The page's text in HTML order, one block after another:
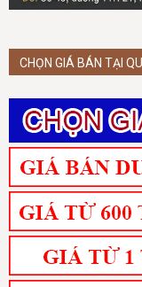
CHỌN GIÁ BÁN TẠI